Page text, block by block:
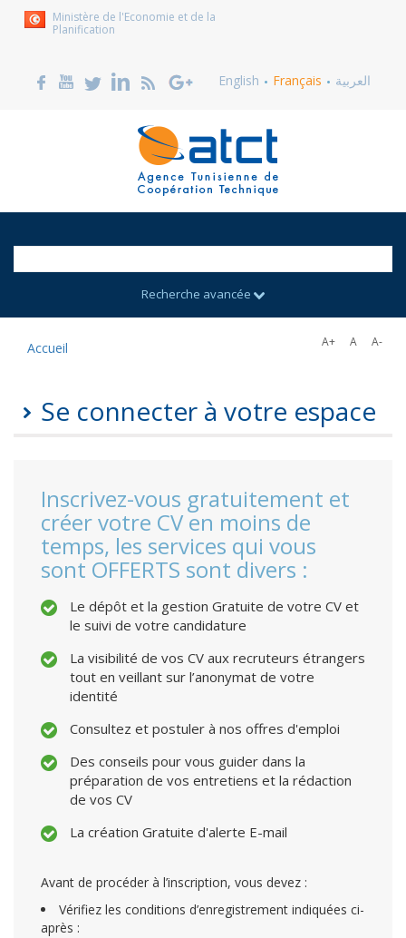
Ministère de l'Economie et de la
Planification
English Français العربية
Recherche avancée
Accueil A+ A A-
Se connecter à votre espace
Inscrivez-vous gratuitement et
créer votre CV en moins de
temps, les services qui vous
sont OFFERTS sont divers :
Le dépôt et la gestion Gratuite de votre CV et
le suivi de votre candidature
La visibilité de vos CV aux recruteurs étrangers
tout en veillant sur l’anonymat de votre
identité
Consultez et postuler à nos offres d'emploi
Des conseils pour vous guider dans la
préparation de vos entretiens et la rédaction
de vos CV
La création Gratuite d'alerte E-mail
Avant de procéder à l’inscription, vous devez :
Vérifiez les conditions d’enregistrement indiquées ci-
après :